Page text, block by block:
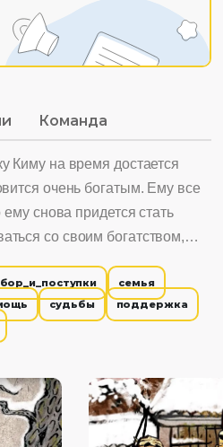
Команда
Киму на время достается
очень богатым. Ему все
ему снова придется стать
со своим богатством,
назовется хозяином его
потому что: 1. Знакомит с
традициями, фольклором.
глаза велики, но не нужно
семья
судьбы
поддержка